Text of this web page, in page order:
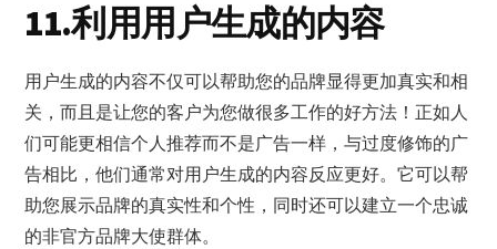
11.利用用户生成的内容
用户生成的内容不仅可以帮助您的品牌显得更加真实和相
关，而且是让您的客户为您做很多工作的好方法！正如人
们可能更相信个人推荐而不是广告一样，与过度修饰的广
告相比，他们通常对用户生成的内容反应更好。它可以帮
助您展示品牌的真实性和个性，同时还可以建立一个忠诚
的非官方品牌大使群体。